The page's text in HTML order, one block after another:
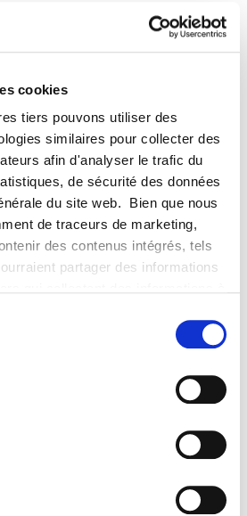
cookies
tiers pouvons utiliser des
similaires pour collecter des
afin d'analyser le trafic du
de sécurité des données
du site web. Bien que nous
de traceurs de marketing,
des contenus intégrés, tels
partager des informations
web avec les contenus intégrés,
si vous refusez les cookies,
au fonctionnement du site
salariale
de personnel